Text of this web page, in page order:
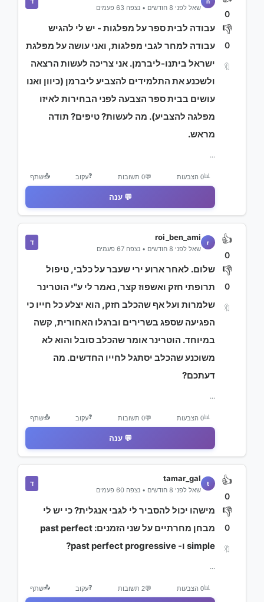
0
👎
0
🔖
שאל לפני 8 חודשים • נצפה 63 פעמים
עבודה לבית ספר על מפלגות - יש לי להגיש
עבודה למחר לגבי מפלגות, ואני עושה על מפלגת
ישראל ביתנו-ליברמן. אני צריכה לעשות הרצאה
ולשכנע את התלמידים להצביע ליברמן (כיוון ואנו
עושים בבית ספר הצבעה לפני הבחירות לאיזו
מפלגה להצביע). מה לעשות? טיפים? תודה
מראש.
...
📊0 הצבעות 💬0 תשובות ❓עקוב 📤שתף
💬 ענה
👍
0
👎
0
🔖
r
roi_ben_ami
שאל לפני 8 חודשים • נצפה 67 פעמים
ד
שלום. לאחר ארוע ירי שעבר על כלבי, טיפול
תרופתי חזק ואשפוז קצר, נאמר לי ע"י הוטרינר
שלמרות ועל אף שהכלב חזק, הוא יצלע כל חייו כי
הפגיעה שספג בשרירים וברגלו האחורית, קשה
במיוחד. הוטרינר אומר שהכלב סובל והוא לא
משוכנע שהכלב יסתגל לחייו החדשים. מה
דעתכם?
...
📊0 הצבעות 💬0 תשובות ❓עקוב 📤שתף
💬 ענה
👍
0
👎
0
🔖
t
tamar_gal
שאל לפני 8 חודשים • נצפה 60 פעמים
ד
מישהו יכול להסביר לי לגבי אנגלית? כי יש לי
מבחן מחרתיים על שני הזמנים: past perfect
simple ו- past perfect progressive?
...
📊0 הצבעות 💬2 תשובות ❓עקוב 📤שתף